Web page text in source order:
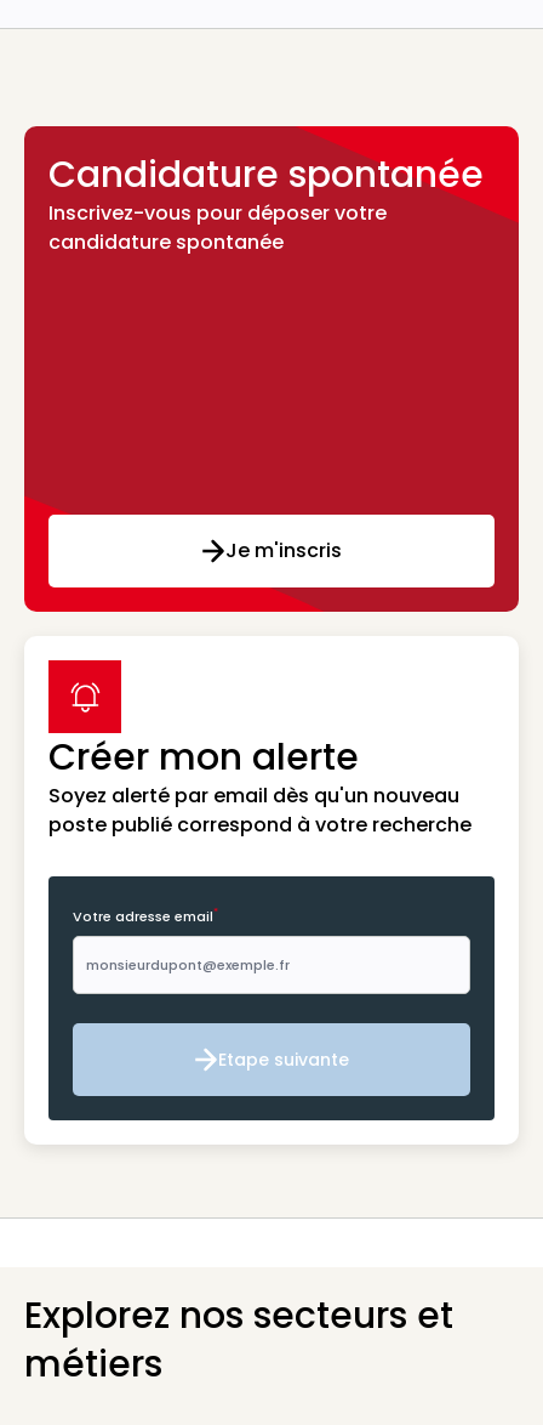
Candidature spontanée
Inscrivez-vous pour déposer votre
candidature spontanée
Je m'inscris
Créer mon alerte
Soyez alerté par email dès qu'un nouveau
poste publié correspond à votre recherche
label icon
Votre adresse email*
Etape suivante
Etape suivante
Explorez nos secteurs et
métiers